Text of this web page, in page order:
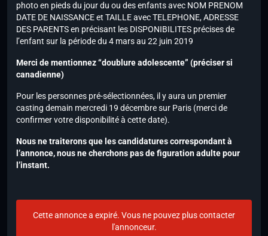
photo en pieds du jour du ou des enfants avec NOM PRENOM
DATE DE NAISSANCE et TAILLE avec TELEPHONE, ADRESSE
DES PARENTS en précisant les DISPONIBILITES précises de
l’enfant sur la période du 4 mars au 22 juin 2019
Merci de mentionnez “doublure adolescente” (préciser si
canadienne)
Pour les personnes pré-sélectionnées, il y aura un premier
casting demain mercredi 19 décembre sur Paris (merci de
confirmer votre disponibilité à cette date).
Nous ne traiterons que les candidatures correspondant à
l’annonce, nous ne cherchons pas de figuration adulte pour
l’instant.
Cette annonce a expiré. Vous ne pouvez plus contacter
l'annonceur.